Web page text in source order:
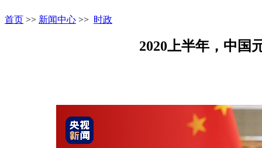
首页 >> 新闻中心 >> 时政
2020上半年，中国